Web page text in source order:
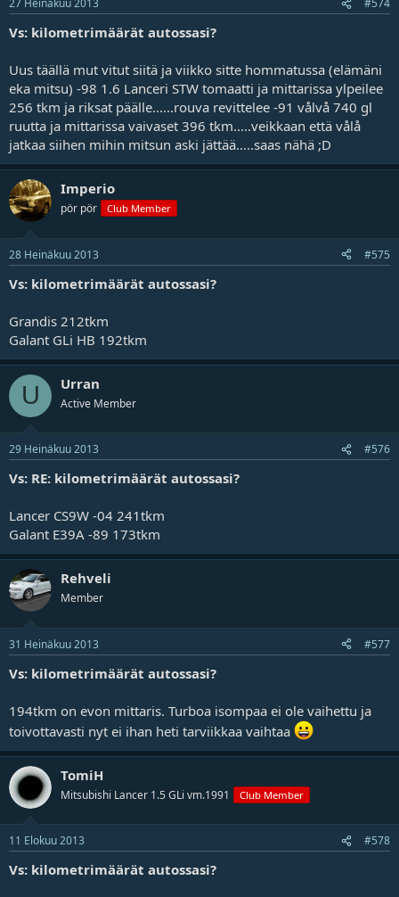
27 Heinäkuu 2013 #574
Vs: kilometrimäärät autossasi?
Uus täällä mut vitut siitä ja viikko sitte hommatussa (elämäni
eka mitsu) -98 1.6 Lanceri STW tomaatti ja mittarissa ylpeilee
256 tkm ja riksat päälle......rouva revittelee -91 vålvå 740 gl
ruutta ja mittarissa vaivaset 396 tkm.....veikkaan että vålå
jatkaa siihen mihin mitsun aski jättää.....saas nähä ;D
Imperio
pör pör Club Member
28 Heinäkuu 2013 #575
Vs: kilometrimäärät autossasi?
Grandis 212tkm
Galant GLi HB 192tkm
U Urran
Active Member
29 Heinäkuu 2013 #576
Vs: RE: kilometrimäärät autossasi?
Lancer CS9W -04 241tkm
Galant E39A -89 173tkm
Rehveli
Member
31 Heinäkuu 2013 #577
Vs: kilometrimäärät autossasi?
194tkm on evon mittaris. Turboa isompaa ei ole vaihettu ja
toivottavasti nyt ei ihan heti tarviikkaa vaihtaa
TomiH
Mitsubishi Lancer 1.5 GLi vm.1991 Club Member
11 Elokuu 2013 #578
Vs: kilometrimäärät autossasi?